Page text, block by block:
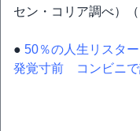
セン・コリア調べ）（
● 50％の人生リスタ
発覚寸前 コンビニで